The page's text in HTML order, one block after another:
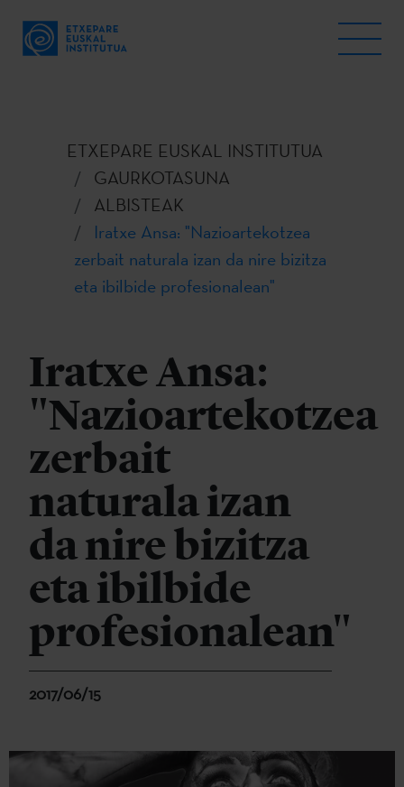
ETXEPARE EUSKAL INSTITUTUA
GAURKOTASUNA
ALBISTEAK
Iratxe Ansa: "Nazioartekotzea
zerbait naturala izan da nire bizitza
eta ibilbide profesionalean"
Iratxe Ansa:
"Nazioartekotzea
zerbait
naturala izan
da nire bizitza
eta ibilbide
profesionalean"
2017/06/15